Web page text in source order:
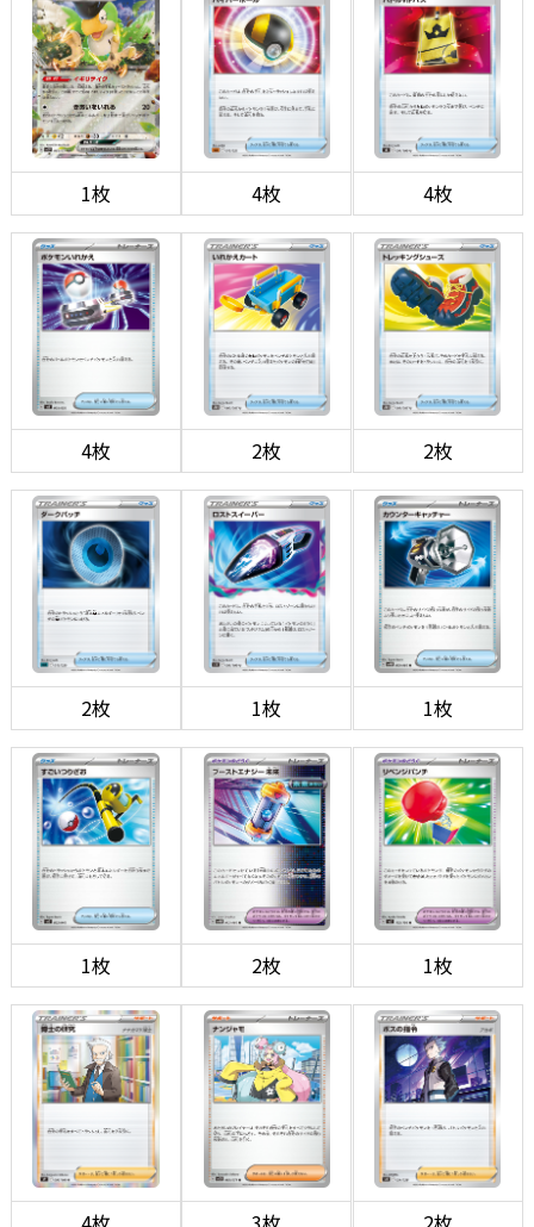
1枚 4枚 4枚
4枚 2枚 2枚
2枚 1枚 1枚
1枚 2枚 1枚